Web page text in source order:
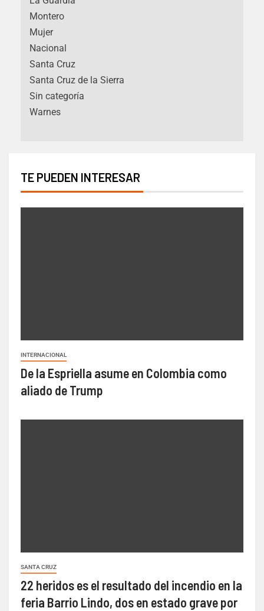
Montero
Mujer
Nacional
Santa Cruz
Santa Cruz de la Sierra
Sin categoría
Warnes
TE PUEDEN INTERESAR
INTERNACIONAL
De la Espriella asume en Colombia como
aliado de Trump
SANTA CRUZ
22 heridos es el resultado del incendio en la
feria Barrio Lindo, dos en estado grave por